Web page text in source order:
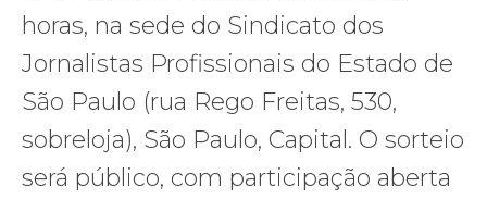
horas, na sede do Sindicato dos
Jornalistas Profissionais do Estado de
São Paulo (rua Rego Freitas, 530,
sobreloja), São Paulo, Capital. O sorteio
será público, com participação aberta